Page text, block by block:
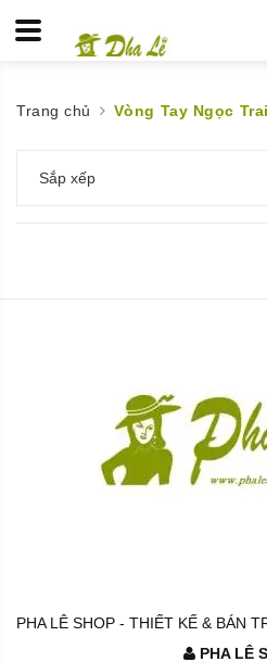
Trang chủ Vòng Tay Ngọc Trai
Sắp xếp
PHA LÊ SHOP - THIẾT KẾ & BÁN
PHA LÊ